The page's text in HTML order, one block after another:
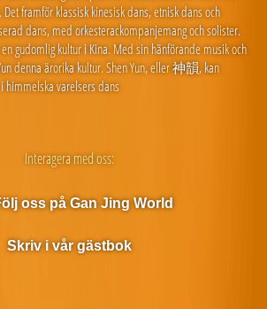
framför klassisk kinesisk dans, etnisk dans och
dans, med orkesterackompanjemang och solister.
gudomlig kultur i Kina. Med sin hänförande musik och
denna ärorika kultur. Shen Yun, eller 神韻, kan
himmelska varelsers dans
Interagera med oss:
oss på Gan Jing World
Skriv i vår gästbok